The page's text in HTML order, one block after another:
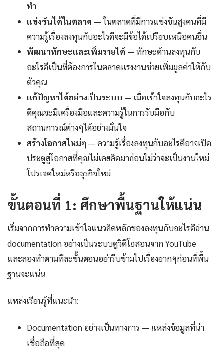
ทำ
แข่งขันได้ในตลาด — ในตลาดที่มีการแข่งขันสูงคนที่มี
ความรู้เรื่องลงทุนกับอะไรดีจะมีข้อได้เปรียบเหนือคนอื่น
พัฒนาทักษะและเพิ่มรายได้ — ทักษะด้านลงทุนกับ
อะไรดีเป็นที่ต้องการในตลาดแรงงานช่วยเพิ่มมูลค่าให้กับ
ตัวคุณ
แก้ปัญหาได้อย่างเป็นระบบ — เมื่อเข้าใจลงทุนกับอะไร
ดีคุณจะมีเครื่องมือและความรู้ในการรับมือกับ
สถานการณ์ต่างๆได้อย่างมั่นใจ
สร้างโอกาสใหม่ๆ — ความรู้เรื่องลงทุนกับอะไรดีอาจเปิด
ประตูสู่โอกาสที่คุณไม่เคยคิดมาก่อนไม่ว่าจะเป็นงานใหม่
โปรเจคใหม่หรือธุรกิจใหม่
ขั้นตอนที่ 1: ศึกษาพื้นฐานให้แน่น
เริ่มจากการทำความเข้าใจแนวคิดหลักของลงทุนกับอะไรดีอ่าน
documentation อย่างเป็นระบบดูวิดีโอสอนจาก YouTube
และลองทำตามทีละขั้นตอนอย่ารีบข้ามไปเรื่องยากๆก่อนที่พื้น
ฐานจะแน่น
แหล่งเรียนรู้ที่แนะนำ:
Documentation อย่างเป็นทางการ — แหล่งข้อมูลที่น่า
เชื่อถือที่สุด